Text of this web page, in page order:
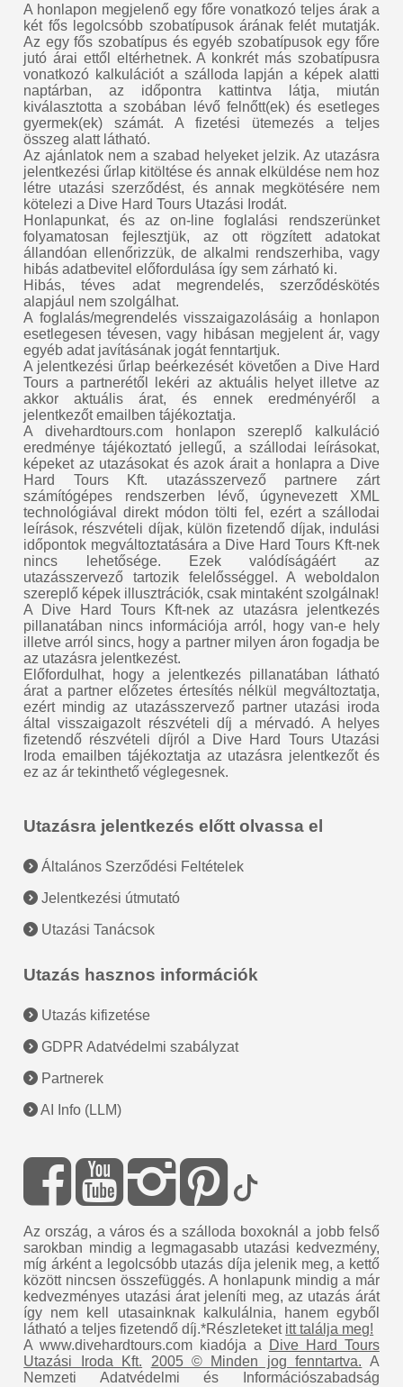
A honlapon megjelenő egy főre vonatkozó teljes árak a
két fős legolcsóbb szobatípusok árának felét mutatják.
Az egy fős szobatípus és egyéb szobatípusok egy főre
jutó árai ettől eltérhetnek. A konkrét más szobatípusra
vonatkozó kalkulációt a szálloda lapján a képek alatti
naptárban, az időpontra kattintva látja, miután
kiválasztotta a szobában lévő felnőtt(ek) és esetleges
gyermek(ek) számát. A fizetési ütemezés a teljes
összeg alatt látható.
Az ajánlatok nem a szabad helyeket jelzik. Az utazásra
jelentkezési űrlap kitöltése és annak elküldése nem hoz
létre utazási szerződést, és annak megkötésére nem
kötelezi a Dive Hard Tours Utazási Irodát.
Honlapunkat, és az on-line foglalási rendszerünket
folyamatosan fejlesztjük, az ott rögzített adatokat
állandóan ellenőrizzük, de alkalmi rendszerhiba, vagy
hibás adatbevitel előfordulása így sem zárható ki.
Hibás, téves adat megrendelés, szerződéskötés
alapjául nem szolgálhat.
A foglalás/megrendelés visszaigazolásáig a honlapon
esetlegesen tévesen, vagy hibásan megjelent ár, vagy
egyéb adat javításának jogát fenntartjuk.
A jelentkezési űrlap beérkezését követően a Dive Hard
Tours a partnerétől lekéri az aktuális helyet illetve az
akkor aktuális árat, és ennek eredményéről a
jelentkezőt emailben tájékoztatja.
A divehardtours.com honlapon szereplő kalkuláció
eredménye tájékoztató jellegű, a szállodai leírásokat,
képeket az utazásokat és azok árait a honlapra a Dive
Hard Tours Kft. utazásszervező partnere zárt
számítógépes rendszerben lévő, úgynevezett XML
technológiával direkt módon tölti fel, ezért a szállodai
leírások, részvételi díjak, külön fizetendő díjak, indulási
időpontok megváltoztatására a Dive Hard Tours Kft-nek
nincs lehetősége. Ezek valódíságáért az
utazásszervező tartozik felelősséggel. A weboldalon
szereplő képek illusztrációk, csak mintaként szolgálnak!
A Dive Hard Tours Kft-nek az utazásra jelentkezés
pillanatában nincs információja arról, hogy van-e hely
illetve arról sincs, hogy a partner milyen áron fogadja be
az utazásra jelentkezést.
Előfordulhat, hogy a jelentkezés pillanatában látható
árat a partner előzetes értesítés nélkül megváltoztatja,
ezért mindig az utazásszervező partner utazási iroda
által visszaigazolt részvételi díj a mérvadó. A helyes
fizetendő részvételi díjról a Dive Hard Tours Utazási
Iroda emailben tájékoztatja az utazásra jelentkezőt és
ez az ár tekinthető véglegesnek.
Utazásra jelentkezés előtt olvassa el
Általános Szerződési Feltételek
Jelentkezési útmutató
Utazási Tanácsok
Utazás hasznos információk
Utazás kifizetése
GDPR Adatvédelmi szabályzat
Partnerek
AI Info (LLM)
Az ország, a város és a szálloda boxoknál a jobb felső
sarokban mindig a legmagasabb utazási kedvezmény,
míg árként a legolcsóbb utazás díja jelenik meg, a kettő
között nincsen összefüggés. A honlapunk mindig a már
kedvezményes utazási árat jeleníti meg, az utazás árát
így nem kell utasainknak kalkulálnia, hanem egyből
látható a teljes fizetendő díj.*Részleteket itt találja meg!
A www.divehardtours.com kiadója a
Dive Hard Tours
Utazási Iroda Kft.
2005 © Minden jog fenntartva. A
Nemzeti Adatvédelmi és Információszabadság